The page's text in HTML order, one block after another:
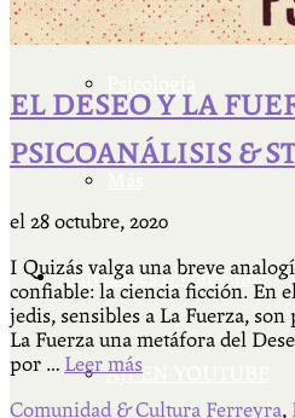
Actividades & contenido
AJÍ EN YOUTUBE
EL DESEO Y LA
PSICOANÁLISIS &
el 28 octubre, 2020
I Quizás valga una breve
confiable: la ciencia ficción. En
jedis, sensibles a La Fuerza,
La Fuerza una metáfora del
por … Leer más
Comunidad & Cultura Ferreyra,